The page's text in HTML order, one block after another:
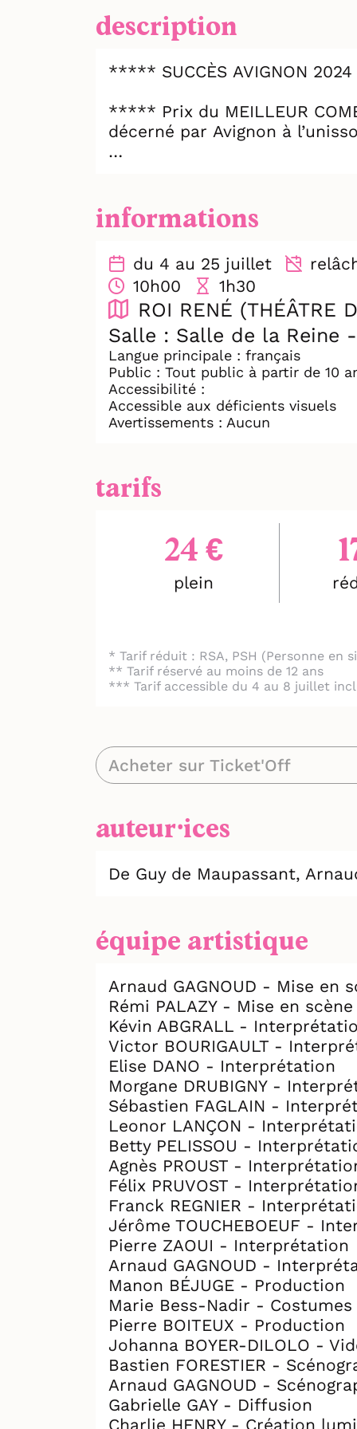
description
***** SUCCÈS AVIGNON
***** Prix du MEILLEUR
décerné par Avignon à
L'adaptation du roman de
Une mise en scène
univers industriel
À la fin des années 1880,
s’entremêlent. Georges
miséreux, en lutte pour
leurs propres intérêts.
pouvoir. Mais sur le chemin
manipulateur Bel-Ami, se
L'EST RÉPUBLICAIN : "Une
OUEST FRANCE : "Bel-Ami
MONACO INFO : "Une
LA VOIX DE L'AIN : "Une
LA TRIBUNE : "De nombreux
NORD LITTORAL : "Un succès"
PASSION THÉÂTRE : "Une
LA THÉÂTROTHÈQUE : "Une
ET SI ON ALLAIT AU
VIVANT MAG : "Cette troupe
ARGENTAN AUJOURD'HUI :
de Maupassant."
TOURS ET CULTURE : "Une
MANITHÉA : "Les comédiens
LE MENSUEL : "À ne pas
CULTURE TOPS : "le plaisir
LES SOIRÉES DE PARIS :
mise en scène ingénieuse et
DESTIMED : "Une adaptation
TOUS LES THÉÂTRES.COM :
informations
du 4 au 25 juillet
10h00
1h30
ROI RENÉ (THÉÂTRE
Salle : Salle de la Reine -
Langue principale : français
Public : Tout public à partir de 10
Accessibilité :
Accessible aux déficients visuels
Avertissements : Aucun
tarifs
24 €
plein
* Tarif réduit : RSA, PSH (Personne en
** Tarif réservé au moins de 12 ans
*** Tarif accessible du 4 au 8 juillet
Acheter sur Ticket'Off
auteur⸱ices
De Guy de Maupassant,
équipe artistique
Arnaud GAGNOUD - Mise en
Rémi PALAZY - Mise en scène
Kévin ABGRALL -
Victor BOURIGAULT -
Elise DANO - Interprétation
Morgane DRUBIGNY -
Sébastien FAGLAIN -
Leonor LANÇON -
Betty PELISSOU -
Agnès PROUST -
Félix PRUVOST -
Franck REGNIER -
Jérôme TOUCHEBOEUF -
Pierre ZAOUI - Interprétation
Arnaud GAGNOUD -
Manon BÉJUGE - Production
Marie Bess-Nadir - Costumes
Pierre BOITEUX - Production
Johanna BOYER-DILOLO -
Bastien FORESTIER -
Arnaud GAGNOUD -
Gabrielle GAY - Diffusion
Charlie HENRY - Création